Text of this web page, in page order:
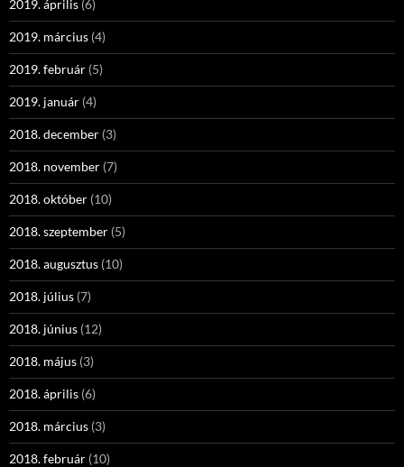
2019. április (6)
2019. március (4)
2019. február (5)
2019. január (4)
2018. december (3)
2018. november (7)
2018. október (10)
2018. szeptember (5)
2018. augusztus (10)
2018. július (7)
2018. június (12)
2018. május (3)
2018. április (6)
2018. március (3)
2018. február (10)